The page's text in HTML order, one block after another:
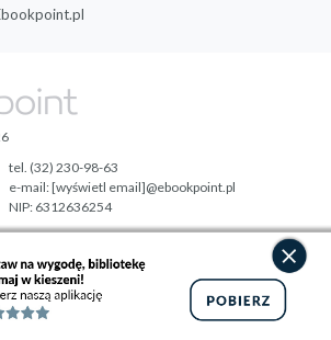
Tonik.pl
tel. (32) 230-98-63
e-mail:[wyświetl email]@ebookpoint.pl
NIP: 6312636254
Regon: 241989027
Pełna wersja strony »